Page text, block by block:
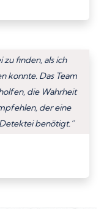
zu finden, als ich
konnte. Das Team
die Wahrheit
der eine
benötigt.”